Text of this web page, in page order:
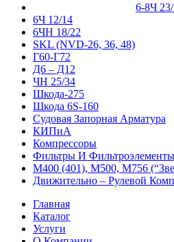
6-8Ч
6Ч 12/14
6ЧН 18/22
SKL (NVD-26, 36, 48)
Г60-Г72
Д6 – Д12
ЧН 25/34
Шкода-275
Шкода 6S-160
Судовая Запорная Арматура
КИПиА
Компрессоры
Фильтры И Фильтроэлементы
М400 (401), М500, М756
Движительно – Рулевой
Главная
Каталог
Услуги